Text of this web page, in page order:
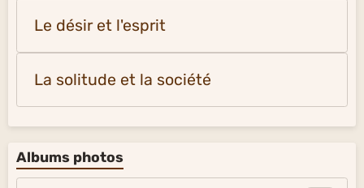
Le désir et l'esprit
La solitude et la société
Albums photos